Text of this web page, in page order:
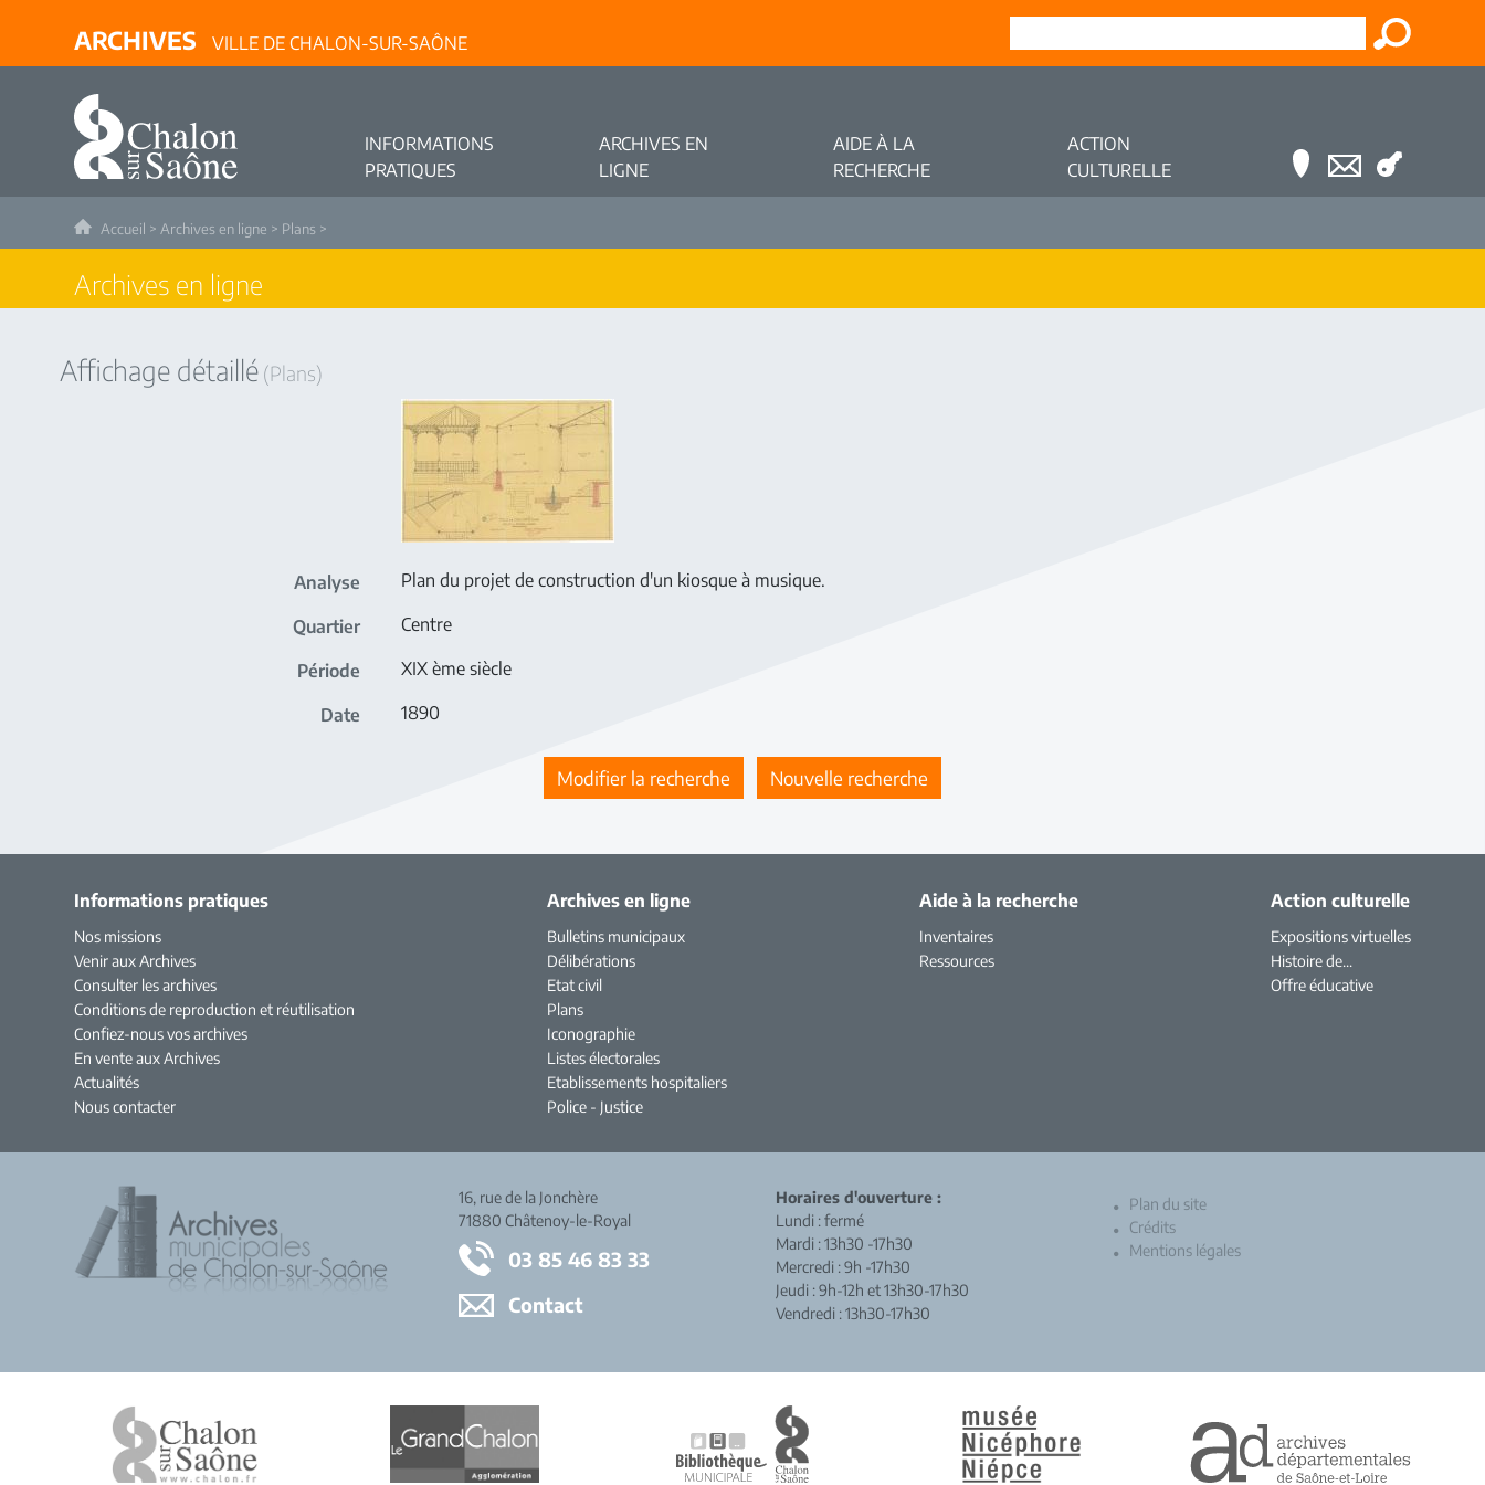
ARCHIVES VILLE DE CHALON-SUR-SAÔNE
INFORMATIONS
PRATIQUES
ARCHIVES EN
LIGNE
AIDE À LA
RECHERCHE
ACTION
CULTURELLE
Accueil > Archives en ligne > Plans >
Archives en ligne
Affichage détaillé(Plans)
Analyse Plan du projet de construction d'un kiosque à musique.
Quartier Centre
Période XIX ème siècle
Date 1890
Modifier la recherche Nouvelle recherche
Informations pratiques
Nos missions
Venir aux Archives
Consulter les archives
Conditions de reproduction et réutilisation
Confiez-nous vos archives
En vente aux Archives
Actualités
Nous contacter
Archives en ligne
Bulletins municipaux
Délibérations
Etat civil
Plans
Iconographie
Listes électorales
Etablissements hospitaliers
Police - Justice
Aide à la recherche
Inventaires
Ressources
Action culturelle
Expositions virtuelles
Histoire de...
Offre éducative
16, rue de la Jonchère
71880 Châtenoy-le-Royal
03 85 46 83 33
Contact
Horaires d'ouverture :
Lundi : fermé
Mardi : 13h30 -17h30
Mercredi : 9h -17h30
Jeudi : 9h-12h et 13h30-17h30
Vendredi : 13h30-17h30
Plan du site
Crédits
Mentions légales